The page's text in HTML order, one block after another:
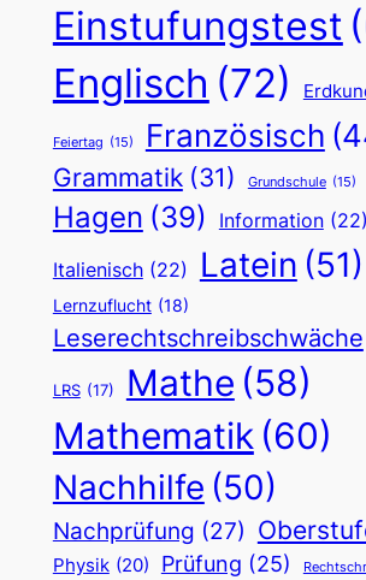
Einstufungstest
Englisch (72)
Feiertag (15) Französisch
Grammatik (31) Grundschule (15)
Hagen (39) Information (22)
Italienisch (22) Latein (51)
Lernzuflucht (18)
Leserechtschreibschwäche
LRS (17) Mathe (58)
Mathematik (60)
Nachhilfe (50)
Nachprüfung (27)
Physik (20) Prüfung (25)